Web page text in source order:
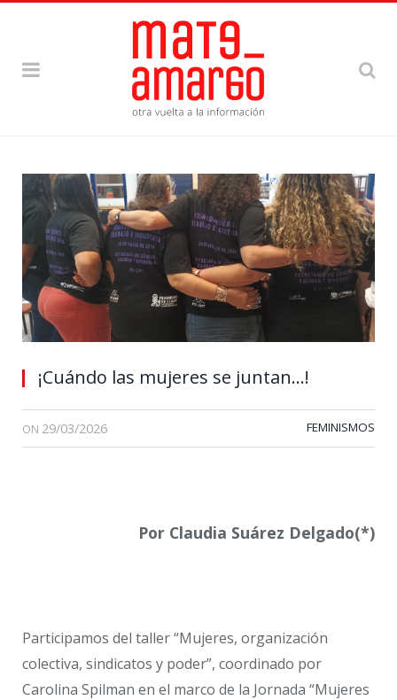
¡Cuándo las mujeres se juntan…!
ON 29/03/2026 FEMINISMOS
Por Claudia Suárez Delgado(*)
Participamos del taller “Mujeres, organización
colectiva, sindicatos y poder”, coordinado por
Carolina Spilman en el marco de la Jornada “Mujeres